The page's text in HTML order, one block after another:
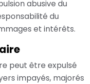
abusive du
du
et intérêts.
peut être expulsé
impayés, majorés